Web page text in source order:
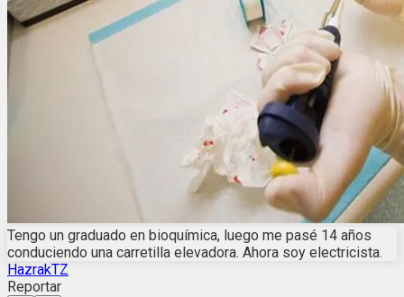
Tengo un graduado en bioquímica, luego me pasé 14 años
conduciendo una carretilla elevadora. Ahora soy electricista.
HazrakTZ
Reportar